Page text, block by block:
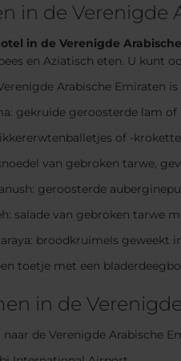
in de Verenigde
in de Verenigde
en Aziatisch eten. U kunt
Arabische Emiraten
gekruide geroosterde lam
of -
van gebroken tarwe,
geroosterde
salade van gebroken tarwe
broodkruimels geweekt
toetje met een
in de
naar de Verenigde Arabische